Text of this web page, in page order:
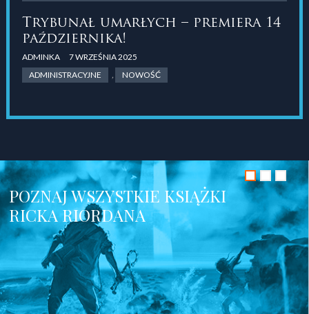
Trybunał umarłych – premiera 14
października!
ADMINKA
7 WRZEŚNIA 2025
ADMINISTRACYJNE
, NOWOŚĆ
POZNAJ WSZYSTKIE KSIĄŻKI
RICKA RIORDANA